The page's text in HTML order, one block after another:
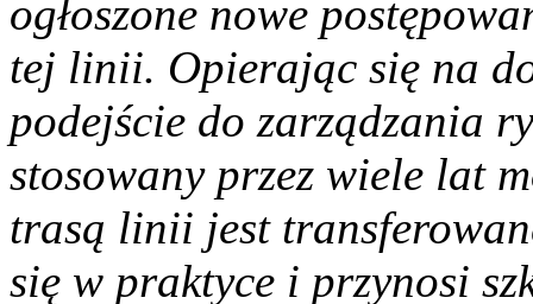
ogłoszone nowe
tej linii. Opierając się na
podejście do zarządzania
stosowany przez wiele lat
trasą linii jest
się w praktyce i przynosi